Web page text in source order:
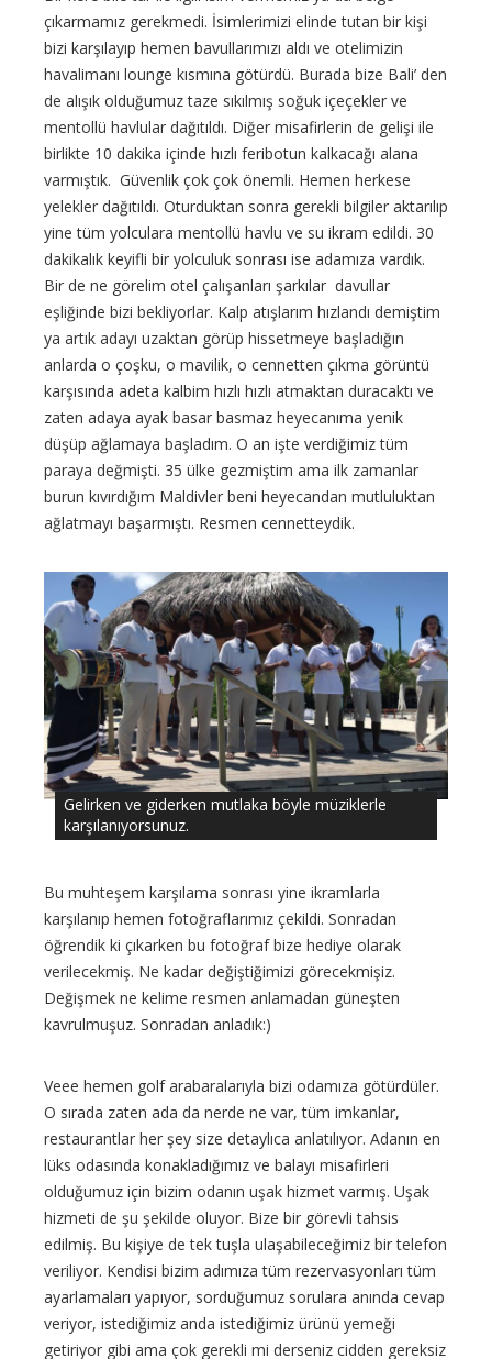
çıkarmamız gerekmedi. İsimlerimizi elinde tutan bir kişi
bizi karşılayıp hemen bavullarımızı aldı ve otelimizin
havalimanı lounge kısmına götürdü. Burada bize Bali’ den
de alışık olduğumuz taze sıkılmış soğuk içeçekler ve
mentollü havlular dağıtıldı. Diğer misafirlerin de gelişi ile
birlikte 10 dakika içinde hızlı feribotun kalkacağı alana
varmıştık. Güvenlik çok çok önemli. Hemen herkese
yelekler dağıtıldı. Oturduktan sonra gerekli bilgiler aktarılıp
yine tüm yolculara mentollü havlu ve su ikram edildi. 30
dakikalık keyifli bir yolculuk sonrası ise adamıza vardık.
Bir de ne görelim otel çalışanları şarkılar davullar
eşliğinde bizi bekliyorlar. Kalp atışlarım hızlandı demiştim
ya artık adayı uzaktan görüp hissetmeye başladığın
anlarda o çoşku, o mavilik, o cennetten çıkma görüntü
karşısında adeta kalbim hızlı hızlı atmaktan duracaktı ve
zaten adaya ayak basar basmaz heyecanıma yenik
düşüp ağlamaya başladım. O an işte verdiğimiz tüm
paraya değmişti. 35 ülke gezmiştim ama ilk zamanlar
burun kıvırdığım Maldivler beni heyecandan mutluluktan
ağlatmayı başarmıştı. Resmen cennetteydik.
Gelirken ve giderken mutlaka böyle müziklerle
karşılanıyorsunuz.
Bu muhteşem karşılama sonrası yine ikramlarla
karşılanıp hemen fotoğraflarımız çekildi. Sonradan
öğrendik ki çıkarken bu fotoğraf bize hediye olarak
verilecekmiş. Ne kadar değiştiğimizi görecekmişiz.
Değişmek ne kelime resmen anlamadan güneşten
kavrulmuşuz. Sonradan anladık:)
Veee hemen golf arabaralarıyla bizi odamıza götürdüler.
O sırada zaten ada da nerde ne var, tüm imkanlar,
restaurantlar her şey size detaylıca anlatılıyor. Adanın en
lüks odasında konakladığımız ve balayı misafirleri
olduğumuz için bizim odanın uşak hizmet varmış. Uşak
hizmeti de şu şekilde oluyor. Bize bir görevli tahsis
edilmiş. Bu kişiye de tek tuşla ulaşabileceğimiz bir telefon
veriliyor. Kendisi bizim adımıza tüm rezervasyonları tüm
ayarlamaları yapıyor, sorduğumuz sorulara anında cevap
veriyor, istediğimiz anda istediğimiz ürünü yemeği
getiriyor gibi ama çok gerekli mi derseniz cidden gereksiz